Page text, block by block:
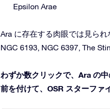
Epsilon Arae
Ara に存在する肉眼では見ら
NGC 6193, NGC 6397, The
わずか数クリックで、Ara の
前を付けて、OSR スターファ